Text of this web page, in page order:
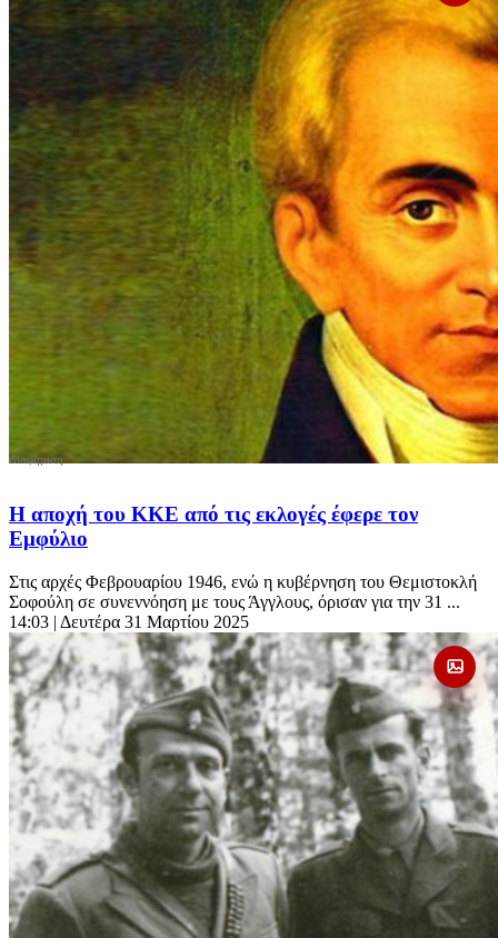
Η αποχή του ΚΚΕ από τις εκλογές έφερε τον
Εμφύλιο
Στις αρχές Φεβρουαρίου 1946, ενώ η κυβέρνηση του Θεμιστοκλή
Σοφούλη σε συνεννόηση με τους Άγγλους, όρισαν για την 31 ...
14:03 | Δευτέρα 31 Μαρτίου 2025